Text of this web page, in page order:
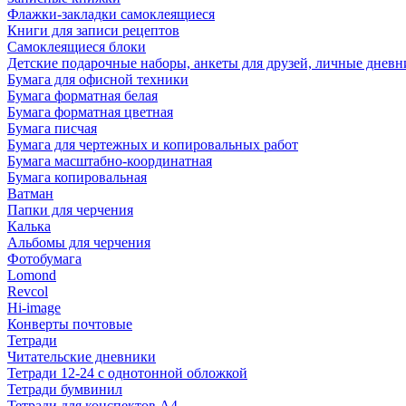
Флажки-закладки самоклеящиеся
Книги для записи рецептов
Самоклеящиеся блоки
Детские подарочные наборы, анкеты для друзей, личные
Бумага для офисной техники
Бумага форматная белая
Бумага форматная цветная
Бумага писчая
Бумага для чертежных и копировальных работ
Бумага масштабно-координатная
Бумага копировальная
Ватман
Папки для черчения
Калька
Альбомы для черчения
Фотобумага
Lomond
Revcol
Hi-image
Конверты почтовые
Тетради
Читательские дневники
Тетради 12-24 с однотонной обложкой
Тетради бумвинил